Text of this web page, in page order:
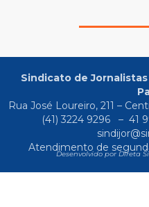
Sindicato de
Rua José Loureiro, 211 –
(41) 3224 9296
– 41
Atendimento de
Desenvolvido por Direta